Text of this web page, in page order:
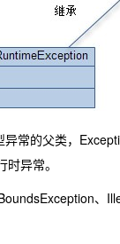
的父类，
异常。
、